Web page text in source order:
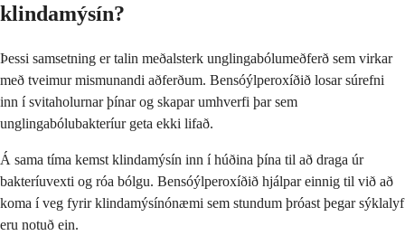
klindamýsín?
Þessi samsetning er talin meðalsterk unglingabólumeðferð sem virkar
með tveimur mismunandi aðferðum. Bensóýlperoxíðið losar súrefni
inn í svitaholurnar þínar og skapar umhverfi þar sem
unglingabólubakteríur geta ekki lifað.
Á sama tíma kemst klindamýsín inn í húðina þína til að draga úr
bakteríuvexti og róa bólgu. Bensóýlperoxíðið hjálpar einnig til við að
koma í veg fyrir klindamýsínónæmi sem stundum þróast þegar sýklalyf
eru notuð ein.